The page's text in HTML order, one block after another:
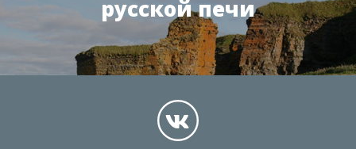
русской печи